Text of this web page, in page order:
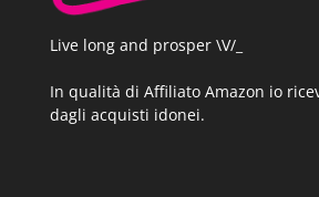
si era fatto tardi.
Live long and prosper \V/_
In qualità di Affiliato Amazon io
dagli acquisti idonei.